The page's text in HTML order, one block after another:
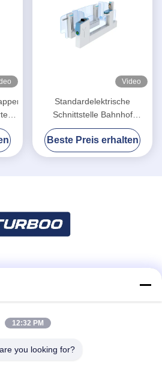
Video
Standardelektrische
Schnittstelle Bahnhof
Drehscheibe für
verschiedene Leser und
Schreiber
Beste Preis erhalten
Kontaktaufnahme
12:32 PM
you looking for?